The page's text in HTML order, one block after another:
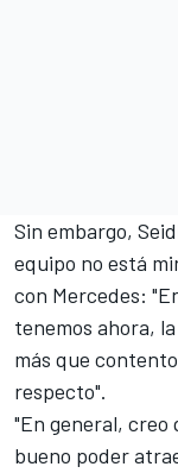
Sin embargo,
equipo no está
con Mercedes:
tenemos ahora,
más que
respecto".
"En general, creo
bueno poder